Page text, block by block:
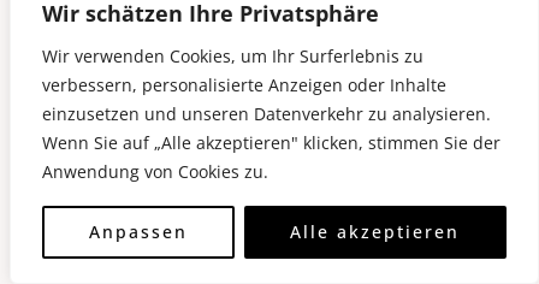
Wir schätzen Ihre Privatsphäre
Wir verwenden Cookies, um Ihr Surferlebnis zu
verbessern, personalisierte Anzeigen oder Inhalte
einzusetzen und unseren Datenverkehr zu analysieren.
Wenn Sie auf „Alle akzeptieren" klicken, stimmen Sie der
Anwendung von Cookies zu.
Anpassen Alle akzeptieren
Matthias Di Battista
...ist unser Fahrlehrer für die Klassen A und B aus